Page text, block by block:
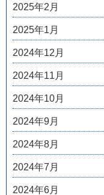
2025年2月
2025年1月
2024年12月
2024年11月
2024年10月
2024年9月
2024年8月
2024年7月
2024年6月